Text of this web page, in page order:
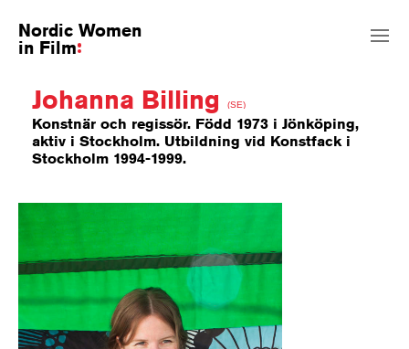
Nordic Women
in Film
Johanna Billing (SE)
Konstnär och regissör. Född 1973 i Jönköping,
aktiv i Stockholm. Utbildning vid Konstfack i
Stockholm 1994-1999.